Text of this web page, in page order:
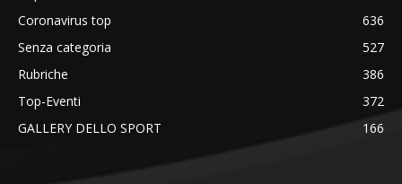
Coronavirus top
636
Senza categoria
527
Rubriche
386
Top-Eventi
372
GALLERY DELLO SPORT
166